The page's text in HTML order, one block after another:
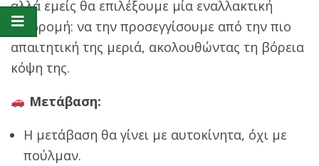
αλλά εμείς θα επιλέξουμε μία εναλλακτική
διαδρομή: να την προσεγγίσουμε από την πιο
απαιτητική της μεριά, ακολουθώντας τη βόρεια
κόψη της.
Μετάβαση:
Η μετάβαση θα γίνει με αυτοκίνητα, όχι με
πούλμαν.